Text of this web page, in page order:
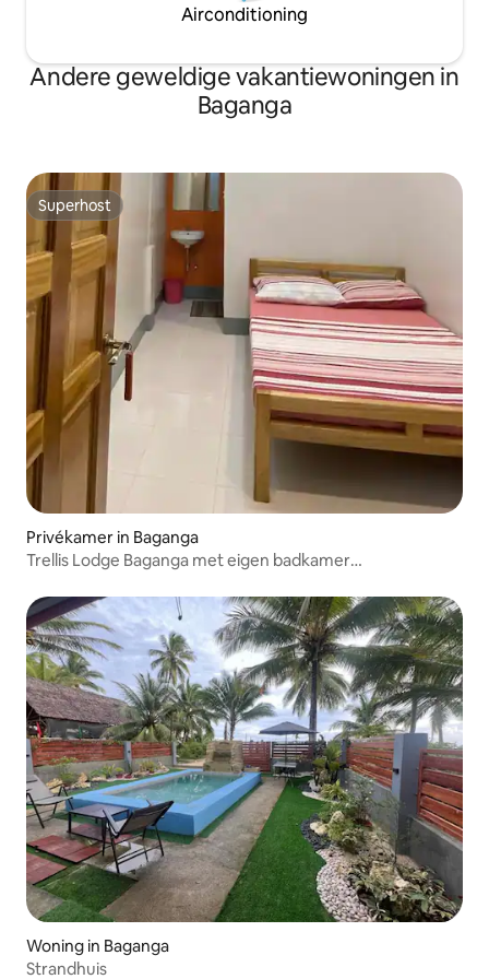
Airconditioning
Andere geweldige vakantiewoningen in
Baganga
Superhost
Superhost
Privékamer in Baganga
Trellis Lodge Baganga met eigen badkamer
Woning in Baganga
Strandhuis